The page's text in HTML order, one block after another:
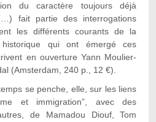
du caractère toujours déjà
fait partie des interrogations
les différents courants de la
qui ont émergé ces
en ouverture Yann Moulier-
(Amsterdam, 240 p., 12 €).
se penche, elle, sur les liens
et immigration”, avec des
de Mamadou Diouf, Tom